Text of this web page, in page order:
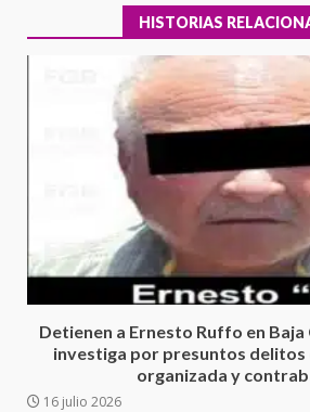
HISTORIAS
Detienen a Ernesto Ruffo en Baja
investiga por presuntos delitos
organizada y
16 julio 2026
3
Ciudad Salud:
Encuentro de